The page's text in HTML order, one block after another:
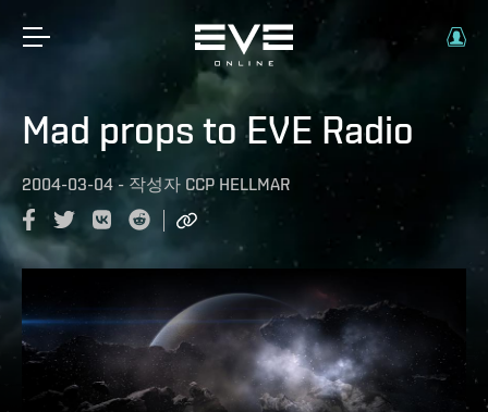
Mad props to EVE Radio
2004-03-04 - 작성자 CCP HELLMAR